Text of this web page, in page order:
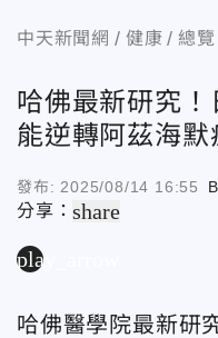
中天新聞網 健康 總覽
哈佛最新研究
能逆轉阿茲海默
發布: 2025/08/14 16:55
分享：share
play_arrow
哈佛醫學院最新研